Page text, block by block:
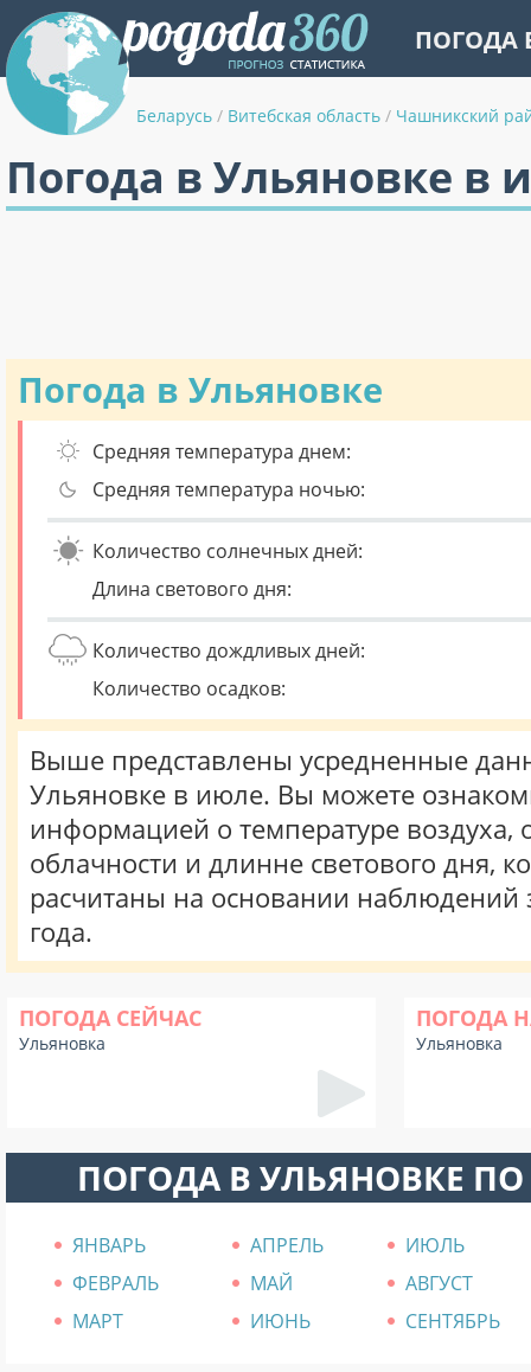
ПОГОДА
Беларусь / Витебская область / Чашникский
Погода в Ульяновке в
Погода в Ульяновке
Средняя температура днем:
Средняя температура ночью:
Количество солнечных дней:
Длина светового дня:
Количество дождливых дней:
Количество осадков:
Выше представлены усредненные
Ульяновке в июле. Вы можете
информацией о температуре воздуха,
облачности и длинне светового дня,
расчитаны на основании наблюдений
года.
ПОГОДА СЕЙЧАС
Ульяновка
ПОГОДА
Ульяновка
ПОГОДА В УЛЬЯНОВКЕ
ЯНВАРЬ АПРЕЛЬ
ИЮЛЬ
ФЕВРАЛЬ
МАЙ
АВГУСТ
МАРТ
ИЮНЬ СЕНТЯБРЬ